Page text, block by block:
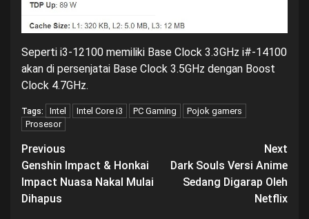
Seperti i3-12100 memiliki Base Clock 3.3GHz i#-14100
akan di persenjatai Base Clock 3.5GHz dengan Boost
Clock 4.7GHz.
Tags: Intel Intel Core i3 PC Gaming
Pojok gamers
Prosesor
Post
navigation
Previous
Genshin Impact & Honkai
Impact Nuasa Nakal Mulai
Dihapus
Next
Dark Souls Versi Anime
Sedang Digarap Oleh
Netflix